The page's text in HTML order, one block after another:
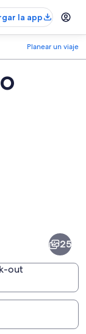
la app
Planear un viaje
25
out